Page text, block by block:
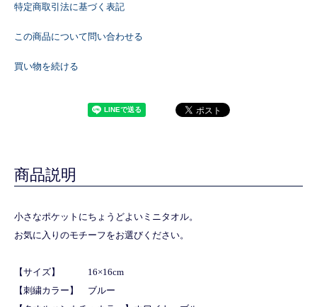
特定商取引法に基づく表記
この商品について問い合わせる
買い物を続ける
商品説明
小さなポケットにちょうどよいミニタオル。
お気に入りのモチーフをお選びください。
【サイズ】 16×16cm
【刺繍カラー】 ブルー